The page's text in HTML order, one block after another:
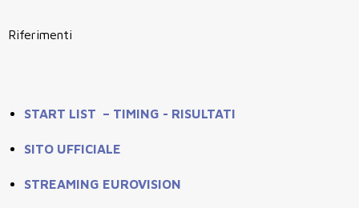
Riferimenti
START LIST – TIMING - RISULTATI
SITO UFFICIALE
STREAMING EUROVISION